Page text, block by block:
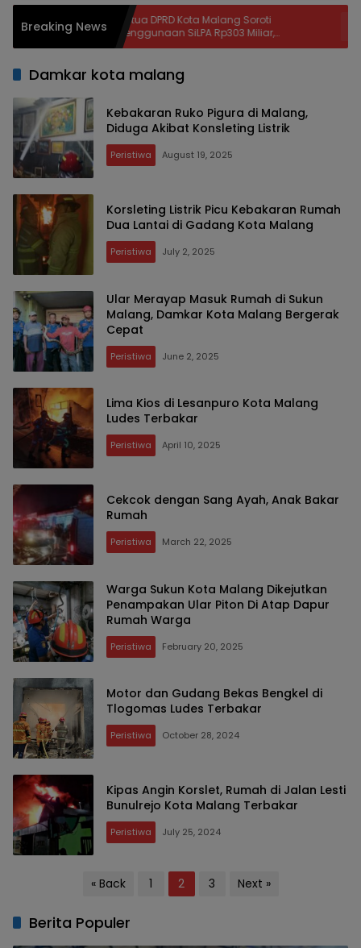
Breaking NewsKetua DPRD Kota Malang Soroti
Penggunaan SiLPA Rp303 Miliar,
Pendidikan hingga Beasiswa Diminta
Damkar kota malang
Kebakaran Ruko Pigura di Malang,
Diduga Akibat Konsleting Listrik
Peristiwa August 19, 2025
Korsleting Listrik Picu Kebakaran Rumah
Dua Lantai di Gadang Kota Malang
Peristiwa July 2, 2025
Ular Merayap Masuk Rumah di Sukun
Malang, Damkar Kota Malang Bergerak
Cepat
Peristiwa June 2, 2025
Lima Kios di Lesanpuro Kota Malang
Ludes Terbakar
Peristiwa April 10, 2025
Cekcok dengan Sang Ayah, Anak Bakar
Rumah
Peristiwa March 22, 2025
Warga Sukun Kota Malang Dikejutkan
Penampakan Ular Piton Di Atap Dapur
Rumah Warga
Peristiwa February 20, 2025
Motor dan Gudang Bekas Bengkel di
Tlogomas Ludes Terbakar
Peristiwa October 28, 2024
Kipas Angin Korslet, Rumah di Jalan Lesti
Bunulrejo Kota Malang Terbakar
Peristiwa July 25, 2024
« Back 1 2 3 Next »
Berita Populer